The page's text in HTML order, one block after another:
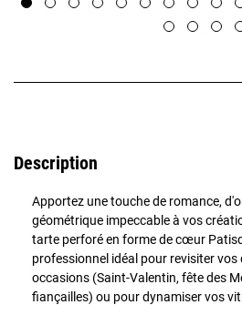
Description
Apportez une touche de romance,
géométrique impeccable à vos
tarte perforé en forme de cœur
professionnel idéal pour revisiter
occasions (Saint-Valentin, fête des
fiançailles) ou pour dynamiser vos